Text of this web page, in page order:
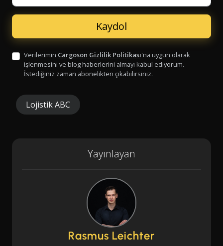
Verilerimin Cargoson Gizlilik Politikası'na uygun olarak
işlenmesini ve blog haberlerini almayı kabul ediyorum.
İstediğiniz zaman abonelikten çıkabilirsiniz.
Lojistik ABC
Yayınlayan
Rasmus Leichter